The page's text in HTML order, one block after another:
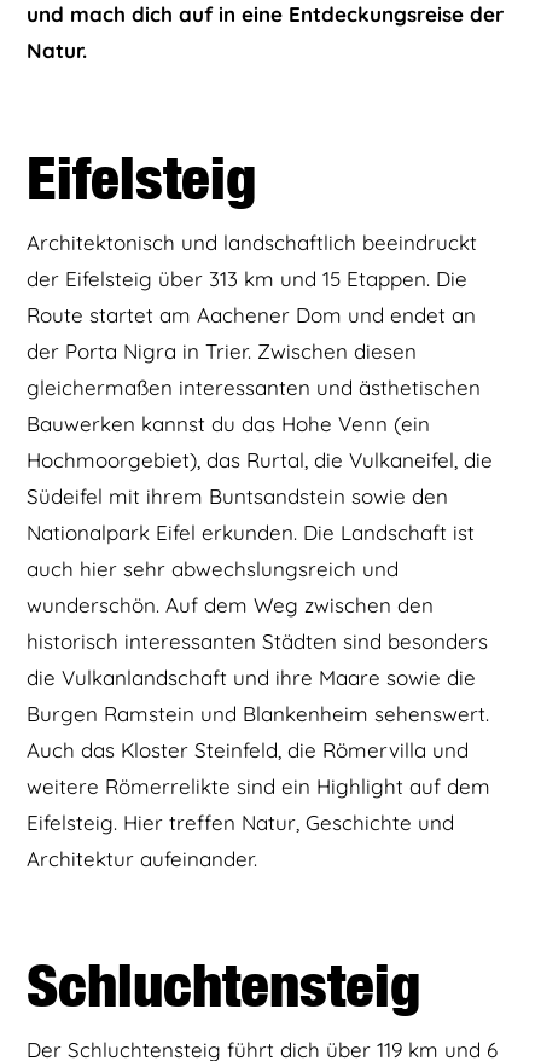
und mach dich auf in eine Entdeckungsreise der
Natur.
Eifelsteig
Architektonisch und landschaftlich beeindruckt
der Eifelsteig über 313 km und 15 Etappen. Die
Route startet am Aachener Dom und endet an
der Porta Nigra in Trier. Zwischen diesen
gleichermaßen interessanten und ästhetischen
Bauwerken kannst du das Hohe Venn (ein
Hochmoorgebiet), das Rurtal, die Vulkaneifel, die
Südeifel mit ihrem Buntsandstein sowie den
Nationalpark Eifel erkunden. Die Landschaft ist
auch hier sehr abwechslungsreich und
wunderschön. Auf dem Weg zwischen den
historisch interessanten Städten sind besonders
die Vulkanlandschaft und ihre Maare sowie die
Burgen Ramstein und Blankenheim sehenswert.
Auch das Kloster Steinfeld, die Römervilla und
weitere Römerrelikte sind ein Highlight auf dem
Eifelsteig. Hier treffen Natur, Geschichte und
Architektur aufeinander.
Schluchtensteig
Der Schluchtensteig führt dich über 119 km und 6